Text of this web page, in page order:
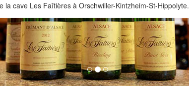
cave Les Faîtières à Orschwiller-Kintzheim-St-Hippolyte.